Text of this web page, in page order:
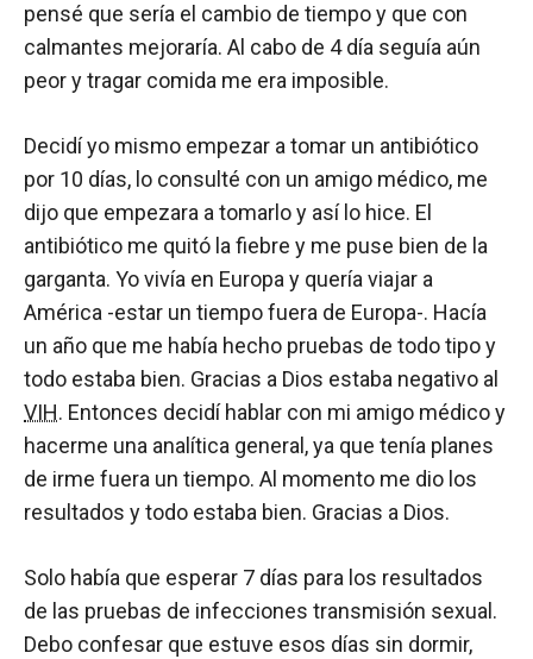
pensé que sería el cambio de tiempo y que con
calmantes mejoraría. Al cabo de 4 día seguía aún
peor y tragar comida me era imposible.
Decidí yo mismo empezar a tomar un antibiótico
por 10 días, lo consulté con un amigo médico, me
dijo que empezara a tomarlo y así lo hice. El
antibiótico me quitó la fiebre y me puse bien de la
garganta. Yo vivía en Europa y quería viajar a
América -estar un tiempo fuera de Europa-. Hacía
un año que me había hecho pruebas de todo tipo y
todo estaba bien. Gracias a Dios estaba negativo al
VIH. Entonces decidí hablar con mi amigo médico y
hacerme una analítica general, ya que tenía planes
de irme fuera un tiempo. Al momento me dio los
resultados y todo estaba bien. Gracias a Dios.
Solo había que esperar 7 días para los resultados
de las pruebas de infecciones transmisión sexual.
Debo confesar que estuve esos días sin dormir,